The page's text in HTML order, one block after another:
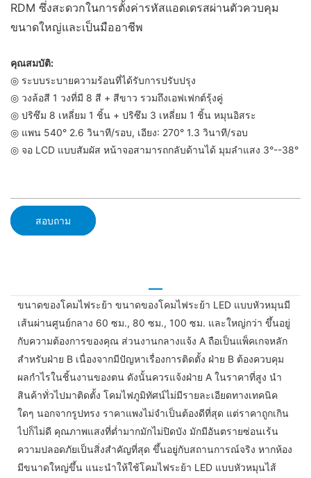
RDM ซึ่งสะดวกในการตั้งค่ารหัสแอดเดรสผ่านตัวควบคุม
ขนาดใหญ่และเป็นมืออาชีพ
คุณสมบัติ:
◎ ระบบระบายความร้อนที่ได้รับการปรับปรุง
◎ วงล้อสี 1 วงที่มี 8 สี + สีขาว รวมถึงเอฟเฟกต์รุ้งคู่
◎ ปริซึม 8 เหลี่ยม 1 ชิ้น + ปริซึม 3 เหลี่ยม 1 ชิ้น หมุนอิสระ
◎ แพน 540° 2.6 วินาที/รอบ, เอียง: 270° 1.3 วินาที/รอบ
◎ จอ LCD แบบสัมผัส หน้าจอสามารถกลับด้านได้ มุมลำแสง 3°--38°
สอบถาม
ขนาดของโคมไฟระย้า ขนาดของโคมไฟระย้า LED แบบหัวหมุนมี
เส้นผ่านศูนย์กลาง 60 ซม., 80 ซม., 100 ซม. และใหญ่กว่า ขึ้นอยู่
กับความต้องการของคุณ ส่วนงานกลางแจ้ง A ถือเป็นแพ็คเกจหลัก
สำหรับฝ่าย B เนื่องจากมีปัญหาเรื่องการติดตั้ง ฝ่าย B ต้องควบคุม
ผลกำไรในชิ้นงานของตน ดังนั้นควรแจ้งฝ่าย A ในราคาที่สูง นำ
สินค้าทั่วไปมาติดตั้ง โคมไฟภูมิทัศน์ไม่มีรายละเอียดทางเทคนิค
ใดๆ นอกจากรูปทรง ราคาแพงไม่จำเป็นต้องดีที่สุด แต่ราคาถูกเกิน
ไปก็ไม่ดี คุณภาพแสงที่ต่ำมากมักไม่ปิดบัง มักมีอันตรายซ่อนเร้น
ความปลอดภัยเป็นสิ่งสำคัญที่สุด ขึ้นอยู่กับสถานการณ์จริง หากห้อง
มีขนาดใหญ่ขึ้น แนะนำให้ใช้โคมไฟระย้า LED แบบหัวหมุนไส้